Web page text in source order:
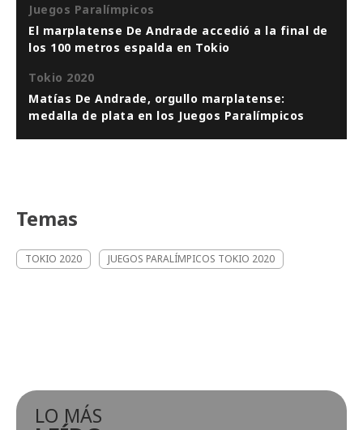
Juegos Paralímpicos
El marplatense De Andrade accedió a la final de
los 100 metros espalda en Tokio
Tokio 2020
Matías De Andrade, orgullo marplatense:
medalla de plata en los Juegos Paralímpicos
Temas
TOKIO 2020 JUEGOS PARALÍMPICOS TOKIO 2020
LO MÁS